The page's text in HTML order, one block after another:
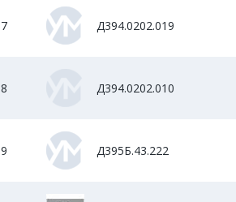
7 Д394.0202.019
8 Д394.0202.010
9 Д395Б.43.222